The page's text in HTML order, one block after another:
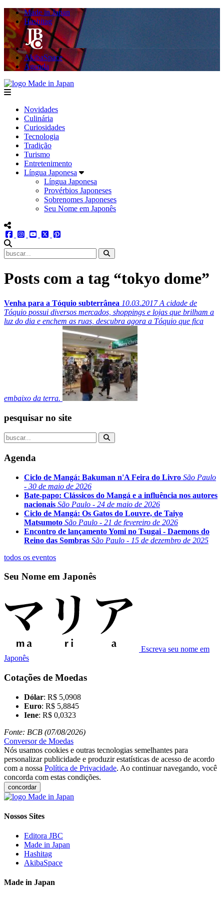
Made in Japan
Hashitag
AkibaSpace
Agenda
menu
Novidades
Culinária
Curiosidades
Tecnologia
Tradição
Turismo
Entretenimento
Língua Japonesa
Língua Japonesa
Provérbios Japoneses
Sobrenomes Japoneses
Seu Nome em Japonês
menu redes social
facebookinstagram
youtube
twitter
Posts com a tag “tokyo dome”
Venha para a Tóquio subterrânea 10.03.2017A cidade de
Tóquio possui diversos mercados, shoppings e lojas que brilham a
luz do dia e enchem as ruas, descubra agora a Tóquio que fica
embaixo da terra.
pesquisar no site
Agenda
Ciclo de Mangá: Bakuman n'A Feira do Livro São Paulo
- 30 de maio de 2026
Bate-papo: Clássicos do Mangá e a influência nos autores
nacionais São Paulo - 24 de maio de 2026
Ciclo de Mangá: Os Gatos do Louvre, de Taiyo
Matsumoto São Paulo - 21 de fevereiro de 2026
Encontro de lançamento Yomi no Tsugai - Daemons do
Reino das Sombras São Paulo - 15 de dezembro de 2025
todos os eventos
Seu Nome em Japonês
Escreva seu nome em
Japonês
Cotações de Moedas
Dólar: R$ 5,0908
Euro: R$ 5,8845
Iene: R$ 0,0323
Fonte: BCB (07/08/2026)
Conversor de Moedas
Nós usamos cookies e outras tecnologias semelhantes para
personalizar publicidade e produzir estatísticas de acesso de acordo
com a nossa Política de Privacidade. Ao continuar navegando, você
concorda com estas condições.
concordar
Nossos Sites
Editora JBC
Made in Japan
Hashitag
AkibaSpace
Made in Japan